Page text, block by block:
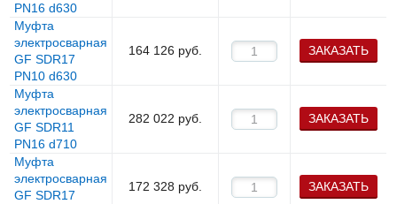
PN16 d630
Муфта
электросварная
GF SDR17
PN10 d630
164 126 руб. ЗАКАЗАТЬ
Муфта
электросварная
GF SDR11
PN16 d710
282 022 руб. ЗАКАЗАТЬ
Муфта
электросварная
GF SDR17
172 328 руб. ЗАКАЗАТЬ